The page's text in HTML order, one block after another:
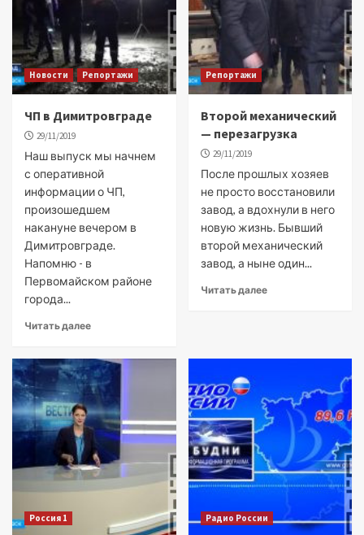
Новости Репортажи
ЧП в Димитровграде
29/11/2019
Наш выпуск мы начнем
с оперативной
информации о ЧП,
произошедшем
накануне вечером в
Димитровграде.
Напомню - в
Первомайском районе
города...
Читать далее
Репортажи
Второй механический
— перезагрузка
29/11/2019
После прошлых хозяев
не просто восстановили
завод, а вдохнули в него
новую жизнь. Бывший
второй механический
завод, а ныне один...
Читать далее
Россия 1 Радио России